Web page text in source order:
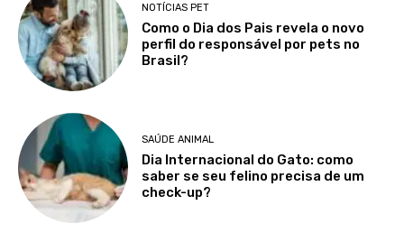
NOTÍCIAS PET
Como o Dia dos Pais revela o novo
perfil do responsável por pets no
Brasil?
SAÚDE ANIMAL
Dia Internacional do Gato: como
saber se seu felino precisa de um
check-up?